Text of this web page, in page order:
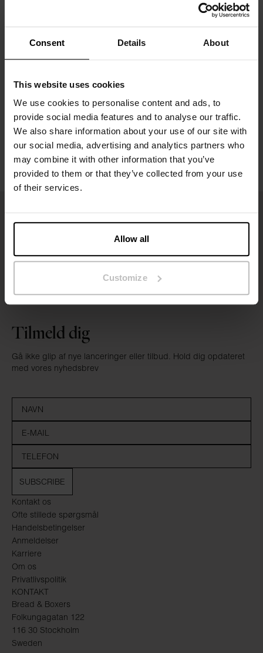
Consent Details About
This website uses cookies
We use cookies to personalise content and ads, to
provide social media features and to analyse our traffic.
We also share information about your use of our site with
our social media, advertising and analytics partners who
may combine it with other information that you’ve
provided to them or that they’ve collected from your use
of their services.
Allow all
Customize
DKK 199.60 DKK 499
+4
Kontakt os
Ofte stillede spørgsmål
Handelsbetingelser
Anmeldelser
Karriere
Om os
Privatlivspolitik
KONTAKT
Bread & Boxers
Folkungagatan 122
116 30 Stockholm
Sweden
Tilmeld dig
Gå ikke glip af nye lanceringer eller tilbud. Hold dig opdateret
med vores nyhedsbrev
SUBSCRIBE